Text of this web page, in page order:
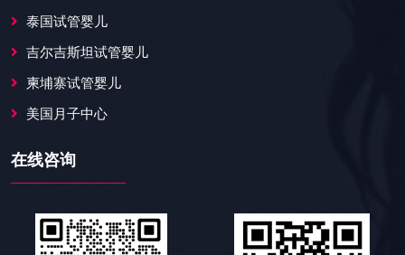
泰国试管婴儿
吉尔吉斯坦试管婴儿
柬埔寨试管婴儿
美国月子中心
在线咨询